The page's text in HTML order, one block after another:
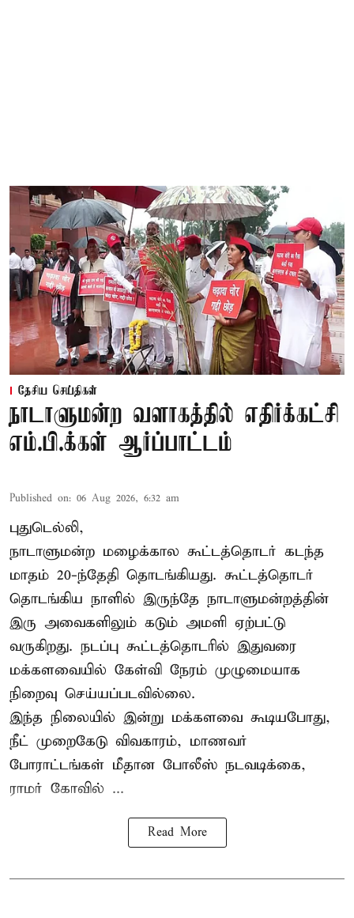
தேசிய செய்திகள்
நாடாளுமன்ற வளாகத்தில் எதிர்க்கட்சி
எம்.பி.க்கள் ஆர்ப்பாட்டம்
Published on: 06 Aug 2026, 6:32 am
புதுடெல்லி,
நாடாளுமன்ற மழைக்கால கூட்டத்தொடர் கடந்த
மாதம் 20-ந்தேதி தொடங்கியது. கூட்டத்தொடர்
தொடங்கிய நாளில் இருந்தே நாடாளுமன்றத்தின்
இரு அவைகளிலும் கடும் அமளி ஏற்பட்டு
வருகிறது. நடப்பு கூட்டத்தொடரில் இதுவரை
மக்களவையில் கேள்வி நேரம் முழுமையாக
நிறைவு செய்யப்படவில்லை.
இந்த நிலையில் இன்று மக்களவை கூடியபோது,
நீட் முறைகேடு விவகாரம், மாணவர்
போராட்டங்கள் மீதான போலீஸ் நடவடிக்கை,
ராமர் கோவில் ...
Read More